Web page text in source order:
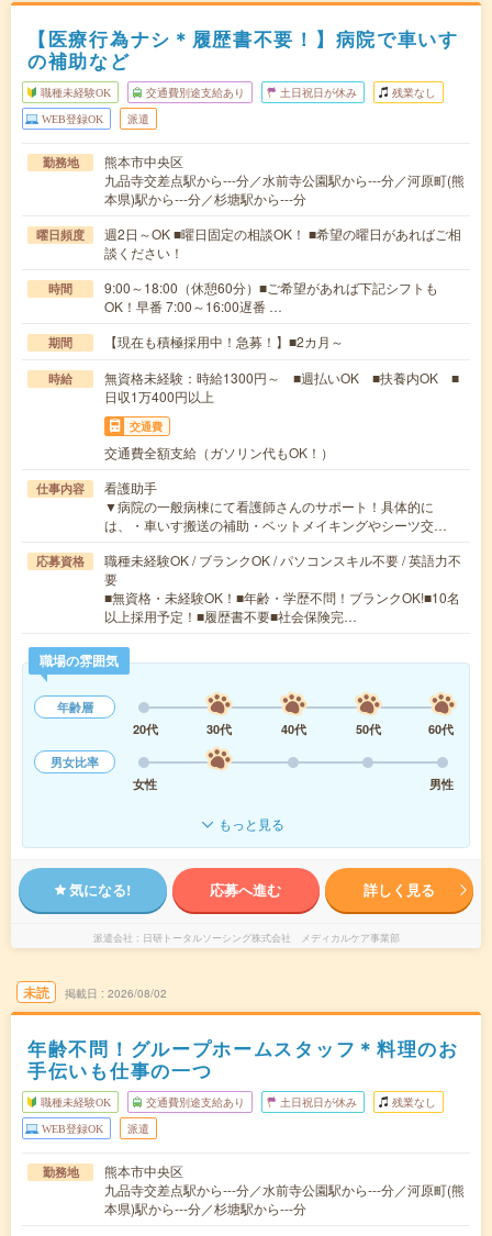
【医療行為ナシ＊履歴書不要！】病院で車いす
の補助など
職種未経験OK 交通費別途支給あり 土日祝日が休み 残業なし
WEB登録OK 派遣
勤務地
熊本市中央区
九品寺交差点駅から---分／水前寺公園駅から---分／河原町(熊
本県)駅から---分／杉塘駅から---分
曜日頻度
週2日～OK ■曜日固定の相談OK！ ■希望の曜日があればご相
談ください！
時間
9:00～18:00（休憩60分）■ご希望があれば下記シフトも
OK！早番 7:00～16:00遅番 …
期間 【現在も積極採用中！急募！】■2カ月～
時給
無資格未経験：時給1300円～ ■週払いOK ■扶養内OK ■
日収1万400円以上
交通費
交通費全額支給（ガソリン代もOK！）
仕事内容
看護助手
▼病院の一般病棟にて看護師さんのサポート！具体的に
は、・車いす搬送の補助・ベットメイキングやシーツ交…
応募資格
職種未経験OK / ブランクOK / パソコンスキル不要 / 英語力不
要
■無資格・未経験OK！■年齢・学歴不問！ブランクOK!■10名
以上採用予定！■履歴書不要■社会保険完…
職場の雰囲気
年齢層
20代
30代 40代 50代
60代
男女比率
女性
男性
もっと見る
気になる! 応募へ進む 詳しく見る
派遣会社 日研トータルソーシング株式会社 メディカルケア事業部
未読 掲載日 2026/08/02
年齢不問！グループホームスタッフ＊料理のお
手伝いも仕事の一つ
職種未経験OK 交通費別途支給あり 土日祝日が休み 残業なし
WEB登録OK 派遣
勤務地
熊本市中央区
九品寺交差点駅から---分／水前寺公園駅から---分／河原町(熊
本県)駅から---分／杉塘駅から---分